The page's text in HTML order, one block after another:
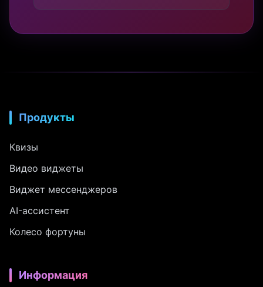
Продукты
Квизы
Видео виджеты
Виджет мессенджеров
AI-ассистент
Колесо фортуны
Информация